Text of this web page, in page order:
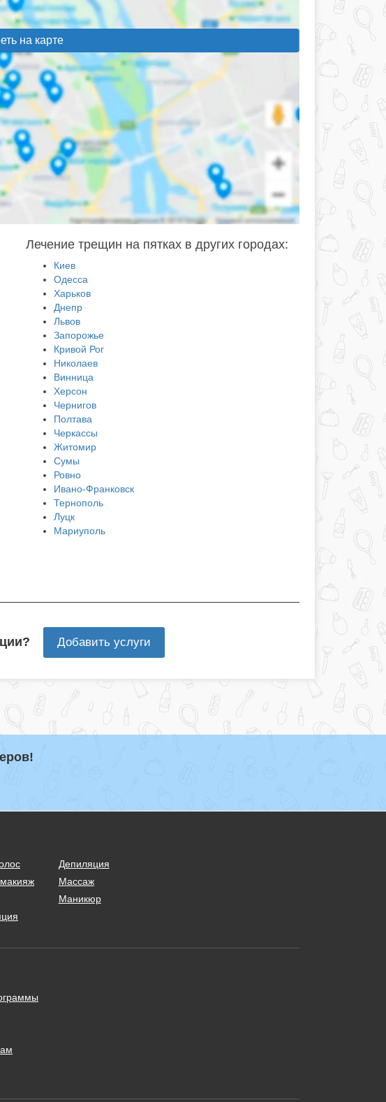
на карте
Лечение трещин на пятках в других городах:
Киев
Одесса
Харьков
Днепр
Львов
Запорожье
Кривой Рог
Николаев
Винница
Херсон
Чернигов
Полтава
Черкассы
Житомир
Сумы
Ровно
Ивано-Франковск
Тернополь
Луцк
Мариуполь
Добавить услуги
Депиляция
Массаж
Маникюр